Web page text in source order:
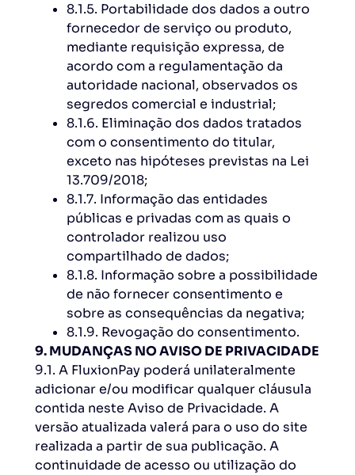
8.1.5. Portabilidade dos dados a outro
fornecedor de serviço ou produto,
mediante requisição expressa, de
acordo com a regulamentação da
autoridade nacional, observados os
segredos comercial e industrial;
8.1.6. Eliminação dos dados tratados
com o consentimento do titular,
exceto nas hipóteses previstas na Lei
13.709/2018;
8.1.7. Informação das entidades
públicas e privadas com as quais o
controlador realizou uso
compartilhado de dados;
8.1.8. Informação sobre a possibilidade
de não fornecer consentimento e
sobre as consequências da negativa;
8.1.9. Revogação do consentimento.
9. MUDANÇAS NO AVISO DE PRIVACIDADE
9.1. A FluxionPay poderá unilateralmente
adicionar e/ou modificar qualquer cláusula
contida neste Aviso de Privacidade. A
versão atualizada valerá para o uso do site
realizada a partir de sua publicação. A
continuidade de acesso ou utilização do